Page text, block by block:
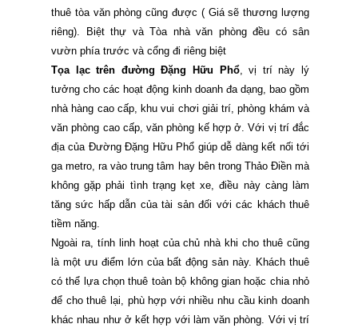
thuê tòa văn phòng cũng được ( Giá sẽ thương lượng
riêng). Biệt thự và Tòa nhà văn phòng đều có sân
vườn phía trước và cổng đi riêng biệt
Tọa lạc trên đường Đặng Hữu Phổ, vị trí này lý
tưởng cho các hoạt động kinh doanh đa dạng, bao gồm
nhà hàng cao cấp, khu vui chơi giải trí, phòng khám và
văn phòng cao cấp, văn phòng kế hợp ở. Với vị trí đắc
địa của Đường Đặng Hữu Phổ giúp dễ dàng kết nối tới
ga metro, ra vào trung tâm hay bên trong Thảo Điền mà
không gặp phải tình trạng kẹt xe, điều này càng làm
tăng sức hấp dẫn của tài sản đối với các khách thuê
tiềm năng.
Ngoài ra, tính linh hoạt của chủ nhà khi cho thuê cũng
là một ưu điểm lớn của bất động sản này. Khách thuê
có thể lựa chọn thuê toàn bộ không gian hoặc chia nhỏ
để cho thuê lại, phù hợp với nhiều nhu cầu kinh doanh
khác nhau như ở kết hợp với làm văn phòng. Với vị trí